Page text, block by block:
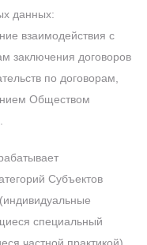
данных:
взаимодействия с
заключения договоров
по договорам,
Обществом
Субъектов
специальный